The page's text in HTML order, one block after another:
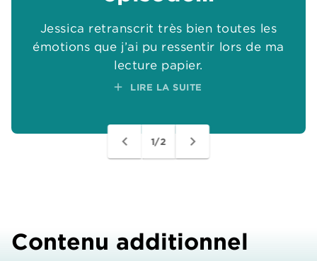
add
Jessica retranscrit très bien toutes les
émotions que j’ai pu ressentir lors de ma
lecture papier.
add LIRE LA SUITE
add
Jessica retranscrit très bien toutes les
émotions que j’ai pu ressentir lors de ma
lecture papier.
add LIRE LA SUITE
navigate_before 1/2 navigate_next
Contenu additionnel